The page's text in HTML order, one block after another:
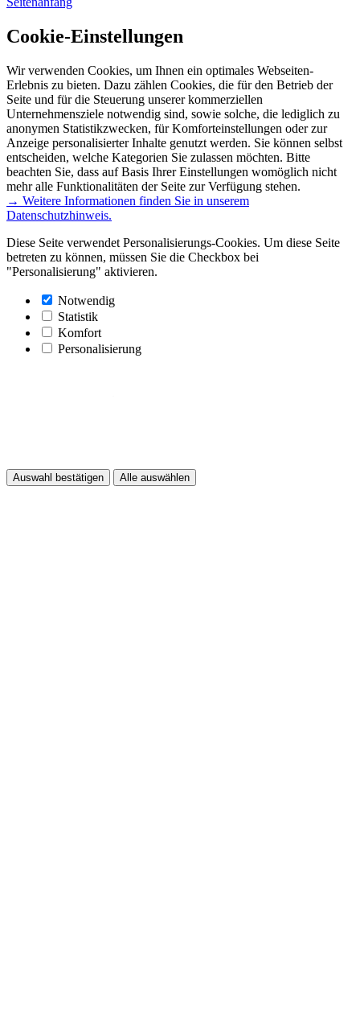
Cookie-Einstellungen
Wir verwenden Cookies, um Ihnen ein optimales Webseiten-
Erlebnis zu bieten. Dazu zählen Cookies, die für den Betrieb der
Seite und für die Steuerung unserer kommerziellen
Unternehmensziele notwendig sind, sowie solche, die lediglich zu
anonymen Statistikzwecken, für Komforteinstellungen oder zur
Anzeige personalisierter Inhalte genutzt werden. Sie können selbst
entscheiden, welche Kategorien Sie zulassen möchten. Bitte
beachten Sie, dass auf Basis Ihrer Einstellungen womöglich nicht
mehr alle Funktionalitäten der Seite zur Verfügung stehen.
→ Weitere Informationen finden Sie in unserem
Datenschutzhinweis.
Diese Seite verwendet Personalisierungs-Cookies. Um diese Seite
betreten zu können, müssen Sie die Checkbox bei
"Personalisierung" aktivieren.
Notwendig
Statistik
Komfort
Personalisierung
Auswahl bestätigen Alle auswählen